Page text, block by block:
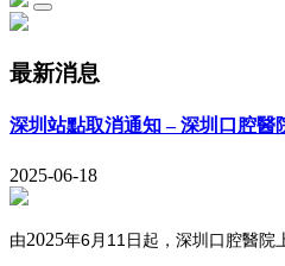
最新消息
深圳站點取消通知 – 深圳口腔醫
2025-06-18
由2025年6 月 11 日起，深圳口腔醫院